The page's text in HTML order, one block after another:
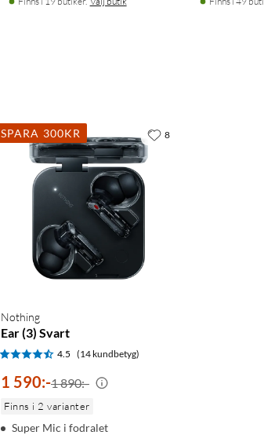
SPARA 300KR
Nothing
Ear (3) Svart
4.5 (14 kundbetyg)
1 590:-1 890:-
Finns i 2 varianter
Super Mic i fodralet
8